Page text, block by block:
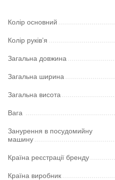
Колір основний
Колір руків’я
Загальна довжина
Загальна ширина
Загальна висота
Вага
Занурення в посудомийну
машину
Країна реєстрації бренду
Країна виробник